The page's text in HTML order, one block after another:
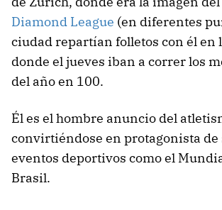
Diamond League (en diferentes
ciudad repartían folletos con él en
donde el jueves iban a correr los
del año en 100.
Él es el hombre anuncio del
convirtiéndose en protagonista de
eventos deportivos como el
Brasil.